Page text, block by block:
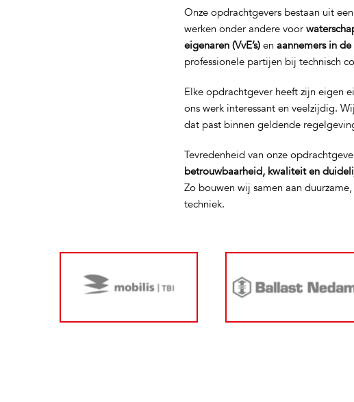
Onze opdrachtgevers bestaan uit
werken onder andere voor
eigenaren (VvE’s) enaannemers in
professionele partijen bij technisch
Elke opdrachtgever heeft zijn eigen
ons werk interessant en veelzijdig.
dat past binnen geldende
Tevredenheid van onze
betrouwbaarheid, kwaliteit en
Zo bouwen wij samen aan
techniek.